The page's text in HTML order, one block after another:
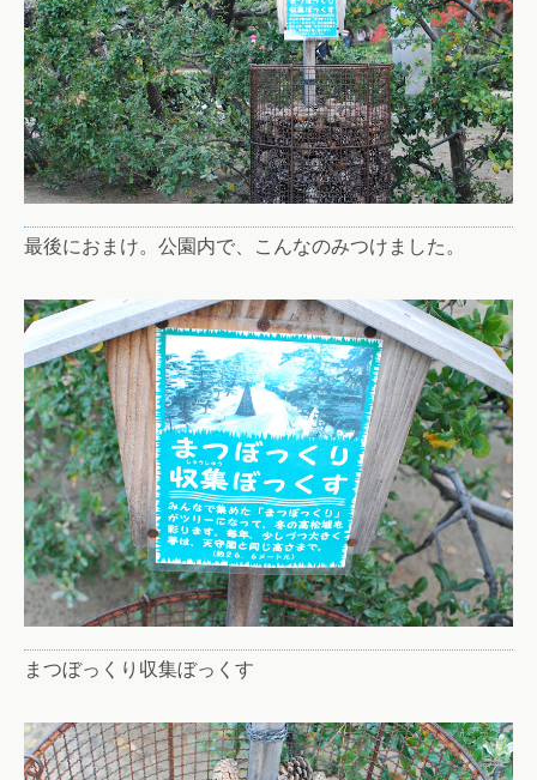
最後におまけ。公園内で、こんなのみつけました。
まつぼっくり収集ぼっくす